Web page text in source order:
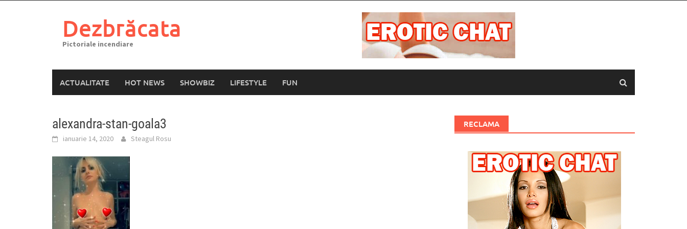
Dezbrăcata
Pictoriale incendiare
ACTUALITATE HOT NEWS SHOWBIZ LIFESTYLE FUN
alexandra-stan-goala3
ianuarie 14, 2020 Steagul Rosu
RECLAMA